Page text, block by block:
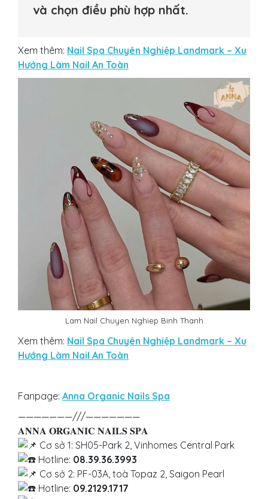
và chọn điều phù hợp nhất.
Xem thêm: Nail Spa Chuyên Nghiệp Landmark – Xu
Hướng Làm Nail An Toàn
Lam Nail Chuyen Nghiep Binh Thanh
Xem thêm: Nail Spa Chuyên Nghiệp Landmark – Xu
Hướng Làm Nail An Toàn
Fanpage: Anna Organic Nails Spa
———————///———————
𝐀𝐍𝐍𝐀 𝐎𝐑𝐆𝐀𝐍𝐈𝐂 𝐍𝐀𝐈𝐋𝐒 𝐒𝐏𝐀
Cơ sở 1: SH05-Park 2, Vinhomes Central Park
Hotline: 08.39.36.3993
Cơ sở 2: PF-03A, toà Topaz 2, Saigon Pearl
Hotline: 09.2129.1717